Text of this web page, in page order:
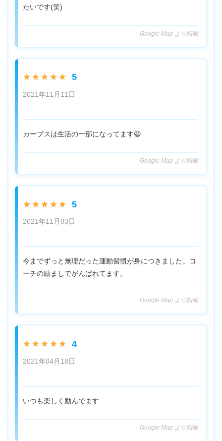
たいです(笑)
Google Map より転載
★★★★★ 5
2021年11月11日
カーブスは生活の一部になってます😃
Google Map より転載
★★★★★ 5
2021年11月03日
今までずっと無理だった運動習慣が身につきました。コ
ーチの励ましでがんばれてます。
Google Map より転載
★★★★★ 4
2021年04月18日
いつも楽しく励んでます
Google Map より転載